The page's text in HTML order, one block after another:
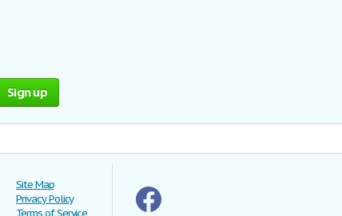
Sign up
Site Map
Privacy Policy
Terms of Service